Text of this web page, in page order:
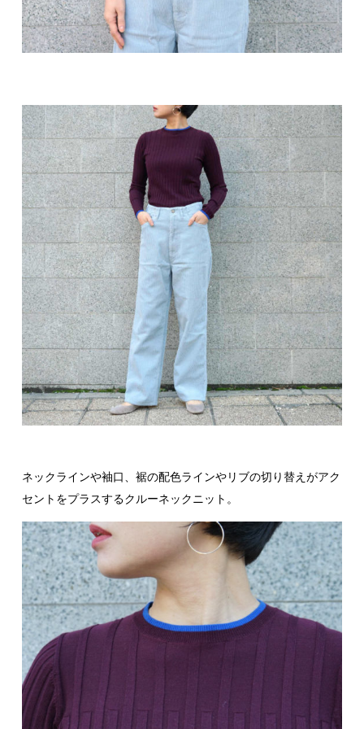
ネックラインや袖口、裾の配色ラインやリブの切り替えがアク
セントをプラスするクルーネックニット。